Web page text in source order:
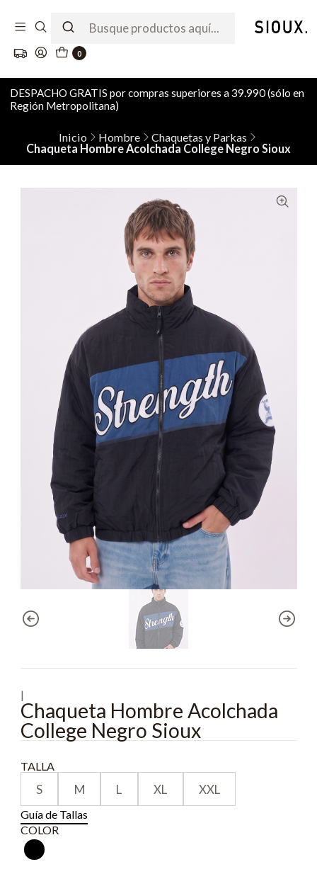
0
DESPACHO GRATIS por compras superiores a 39.990 (sólo en
Región Metropolitana)
Inicio Hombre
Chaquetas y Parkas
Chaqueta Hombre Acolchada College Negro Sioux
|
Chaqueta Hombre Acolchada
College Negro Sioux
TALLA
S M L XL XXL
Guía de Tallas
COLOR